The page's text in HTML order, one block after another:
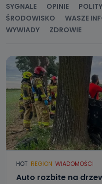
biznesowej działalności.
Jak skontaktować
danych
e-mailowo pod adresem:
SYGNALE OPINIE
ŚRODOWISKO
WASZE
WYWIADY
ZDROWIE
HOT REGION WIADOMOŚCI
Auto rozbite na